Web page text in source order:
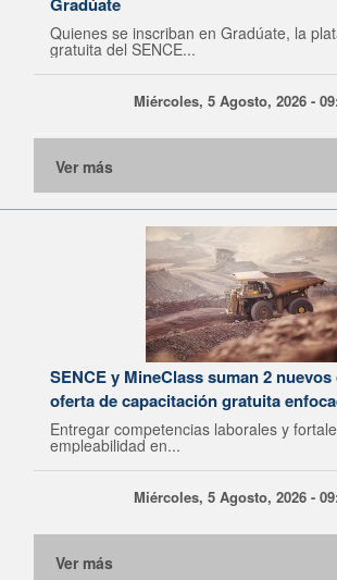
Quienes se inscriban en Gradúate, la
gratuita del SENCE...
Miércoles, 5 Agosto, 2026 -
Ver más
SENCE y MineClass suman 2
oferta de capacitación gratuita
Entregar competencias laborales y
empleabilidad en...
Miércoles, 5 Agosto, 2026 -
Ver más